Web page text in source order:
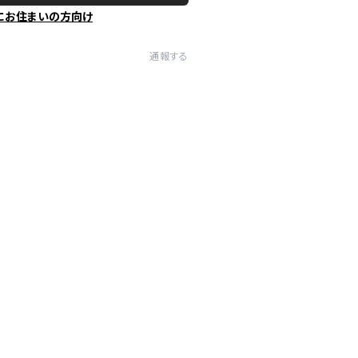
お住まいの方向け
通報する